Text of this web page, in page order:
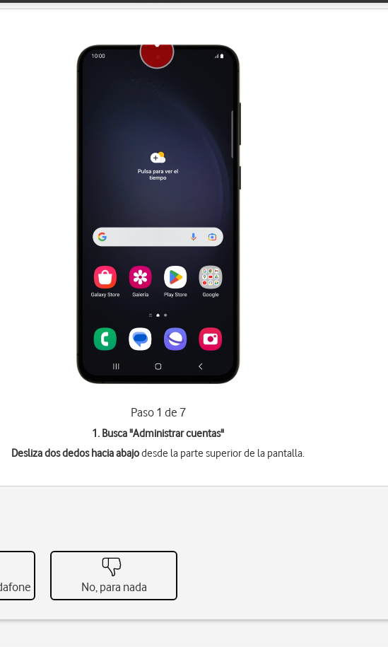
Paso 1 de 7
1. Busca "Administrar cuentas"
Desliza dos dedos hacia abajodesde la parte superior de la pantalla.
No, para nada